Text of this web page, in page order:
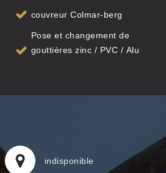
couvreur Colmar-berg
Pose et changement de
gouttières zinc / PVC / Alu
indisponible